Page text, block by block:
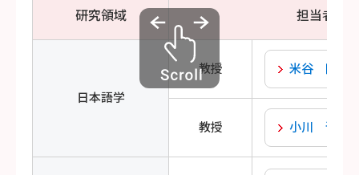
研究領域 担当者
日本語学
教授 米谷 隆史
教授 小川 晋史